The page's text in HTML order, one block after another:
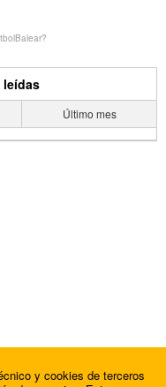
leídas
Último mes
y cookies de terceros